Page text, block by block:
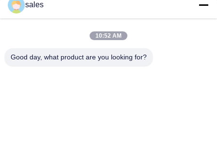
98% Min de Waterstoffluoride NH4HF2 CAS 1341-49-7 van het
Zuiverheidsammonium
Het analytische Bifluoride van het Reagensammonium etst
sales
10:52 AM
Good day, what product are you looking for?